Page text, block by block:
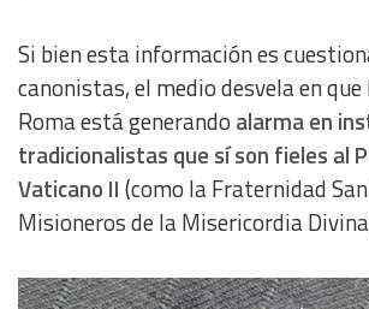
Si bien esta información es
canonistas, el medio desvela en
Roma está generando alarma en
tradicionalistas que sí son fieles al
Vaticano II (como la Fraternidad
Misioneros de la Misericordia